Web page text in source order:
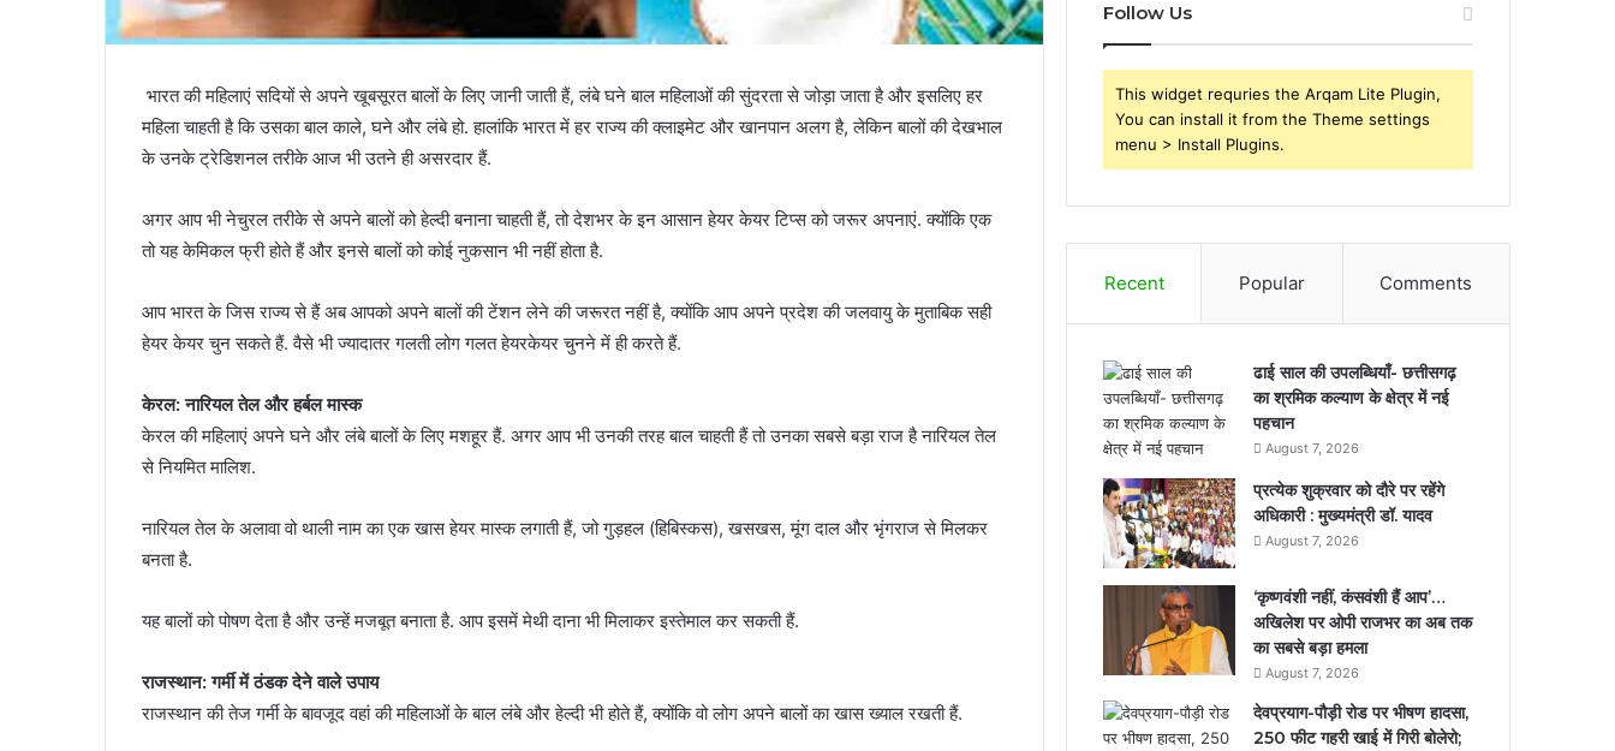
भारत की महिलाएं सदियों से अपने खूबसूरत बालों के लिए जानी जाती हैं, लंबे घने बाल महिलाओं की सुंदरता से जोड़ा जाता है और इसलिए हर
महिला चाहती है कि उसका बाल काले, घने और लंबे हो. हालांकि भारत में हर राज्य की क्लाइमेट और खानपान अलग है, लेकिन बालों की देखभाल
के उनके ट्रेडिशनल तरीके आज भी उतने ही असरदार हैं.
अगर आप भी नेचुरल तरीके से अपने बालों को हेल्दी बनाना चाहती हैं, तो देशभर के इन आसान हेयर केयर टिप्स को जरूर अपनाएं. क्योंकि एक
तो यह केमिकल फ्री होते हैं और इनसे बालों को कोई नुकसान भी नहीं होता है.
आप भारत के जिस राज्य से हैं अब आपको अपने बालों की टेंशन लेने की जरूरत नहीं है, क्योंकि आप अपने प्रदेश की जलवायु के मुताबिक सही
हेयर केयर चुन सकते हैं. वैसे भी ज्यादातर गलती लोग गलत हेयरकेयर चुनने में ही करते हैं.
केरल: नारियल तेल और हर्बल मास्क
केरल की महिलाएं अपने घने और लंबे बालों के लिए मशहूर हैं. अगर आप भी उनकी तरह बाल चाहती हैं तो उनका सबसे बड़ा राज है नारियल तेल
से नियमित मालिश.
नारियल तेल के अलावा वो थाली नाम का एक खास हेयर मास्क लगाती हैं, जो गुड़हल (हिबिस्कस), खसखस, मूंग दाल और भृंगराज से मिलकर
बनता है.
यह बालों को पोषण देता है और उन्हें मजबूत बनाता है. आप इसमें मेथी दाना भी मिलाकर इस्तेमाल कर सकती हैं.
राजस्थान: गर्मी में ठंडक देने वाले उपाय
राजस्थान की तेज गर्मी के बावजूद वहां की महिलाओं के बाल लंबे और हेल्दी भी होते हैं, क्योंकि वो लोग अपने बालों का खास ख्याल रखती हैं.
Follow Us
This widget requries the Arqam Lite Plugin,
You can install it from the Theme settings
menu > Install Plugins.
Recent Popular Comments
ढाई साल की उपलब्धियाँ- छत्तीसगढ़
का श्रमिक कल्याण के क्षेत्र में नई
पहचान
August 7, 2026
प्रत्येक शुक्रवार को दौरे पर रहेंगे
अधिकारी : मुख्यमंत्री डॉ. यादव
August 7, 2026
‘कृष्णवंशी नहीं, कंसवंशी हैं आप’…
अखिलेश पर ओपी राजभर का अब तक
का सबसे बड़ा हमला
August 7, 2026
देवप्रयाग-पौड़ी रोड पर भीषण हादसा,
250 फीट गहरी खाई में गिरी बोलेरो;